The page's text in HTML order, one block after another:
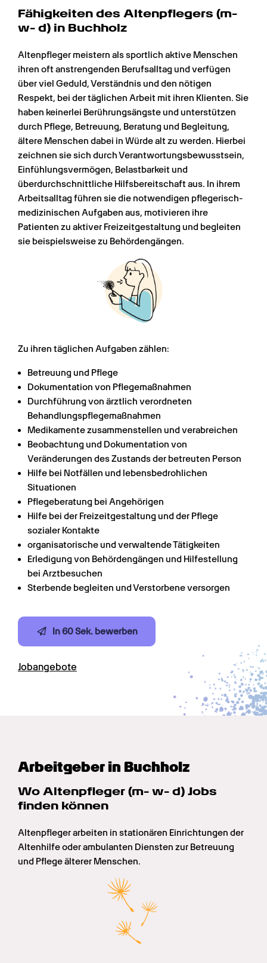
Fähigkeiten des Altenpflege­rs (m-
w- d) in Buchholz
Altenpfleger meistern als sportlich aktive Menschen
ihren oft anstrengenden Berufsalltag und verfügen
über viel Geduld, Verständnis und den nötigen
Respekt, bei der täglichen Arbeit mit ihren Klienten. Sie
haben keinerlei Berührungsängste und unterstützen
durch Pflege, Betreuung, Beratung und Begleitung,
ältere Menschen dabei in Würde alt zu werden. Hierbei
zeichnen sie sich durch Verantwortungsbewusstsein,
Einfühlungsvermögen, Belastbarkeit und
überdurchschnittliche Hilfsbereitschaft aus. In ihrem
Arbeitsalltag führen sie die notwendigen pflegerisch-
medizinischen Aufgaben aus, motivieren ihre
Patienten zu aktiver Freizeitgestaltung und begleiten
sie beispielsweise zu Behördengängen.
Zu ihren täglichen Aufgaben zählen:
Betreuung und Pflege
Dokumentation von Pflegemaßnahmen
Durchführung von ärztlich verordneten
Behandlungspflegemaßnahmen
Medikamente zusammenstellen und verabreichen
Beobachtung und Dokumentation von
Veränderungen des Zustands der betreuten Person
Hilfe bei Notfällen und lebensbedrohlichen
Situationen
Pflegeberatung bei Angehörigen
Hilfe bei der Freizeitgestaltung und der Pflege
sozialer Kontakte
organisatorische und verwaltende Tätigkeiten
Erledigung von Behördengängen und Hilfestellung
bei Arztbesuchen
Sterbende begleiten und Verstorbene versorgen
In 60 Sek. bewerben
Jobangebote
Arbeitgeber in Buchholz
Wo Alten­pfleger (m- w- d) Jobs
finden können
Altenpfleger arbeiten in stationären Einrichtungen der
Altenhilfe oder ambulanten Diensten zur Betreuung
und Pflege älterer Menschen.